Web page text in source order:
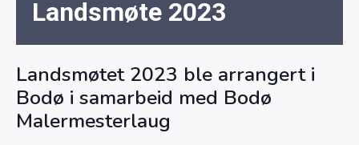
Landsmøte 2023
Landsmøtet 2023 ble arrangert i
Bodø i samarbeid med Bodø
Malermesterlaug